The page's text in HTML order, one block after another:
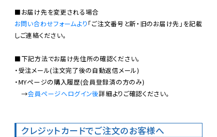
お問い合わせフォームより 「ご注文番号と新・旧のお届け先」を記載
しご連絡ください。
■下記方法でお届け先住所の確認ください。
・受注メール(注文完了後の自動返信メール)
・MYページの購入履歴(会員登録済の方のみ)
→会員ページへログイン後詳細よりご確認ください。
クレジットカードでご注文のお客様へ